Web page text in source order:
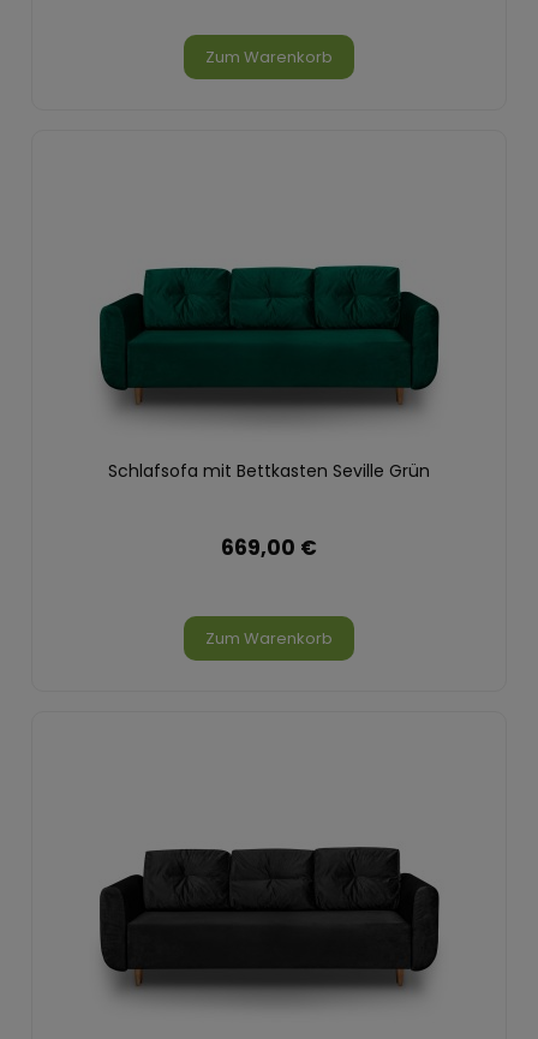
Zum Warenkorb
Schlafsofa mit Bettkasten Seville Grün
669,00 €
Zum Warenkorb